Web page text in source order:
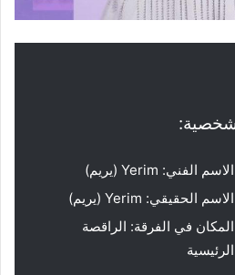
الاسم الفني: Yerim (يريم)
الاسم الحقيقي: Yerim (يريم)
المكان في الفرقة: الراقصة
الرئيسية